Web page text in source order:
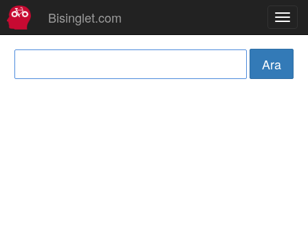
Bisinglet.com